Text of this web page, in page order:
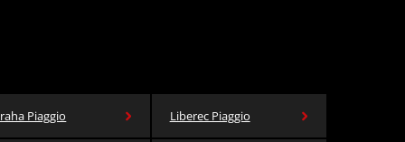
Piaggio Liberec Piaggio